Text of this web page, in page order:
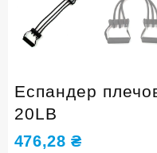
Еспандер
20LB
476,28₴